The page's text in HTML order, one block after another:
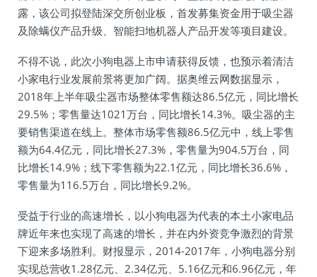
露，该公司拟登陆深交所创业板，首发募集资金用于吸尘器
及除螨仪产品升级、智能扫地机器人产品开发等项目建设。
不得不说，此次小狗电器上市申请获得反馈，也预示着清洁
小家电行业发展前景将更加广阔。据奥维云网数据显示，
2018年上半年吸尘器市场整体零售额达86.5亿元，同比增长
29.5%；零售量达1021万台，同比增长14.3%。吸尘器的主
要销售渠道在线上。整体市场零售额86.5亿元中，线上零售
额为64.4亿元，同比增长27.3%，零售量为904.5万台，同
比增长14.9%；线下零售额为22.1亿元，同比增长36.6%，
零售量为116.5万台，同比增长9.2%。
受益于行业的高速增长，以小狗电器为代表的本土小家电品
牌近年来也实现了高速的增长，并在内外资竞争激烈的背景
下迎来多场胜利。财报显示，2014-2017年，小狗电器分别
实现总营收1.28亿元、2.34亿元、5.16亿元和6.96亿元，年